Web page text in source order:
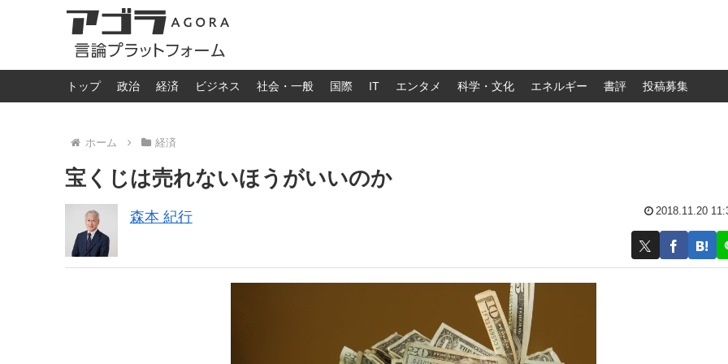
トップ 政治 経済 ビジネス 社会・一般 国際 IT エンタメ 科学・文化 エネルギー 書評 投稿募集
ホーム 経済
宝くじは売れないほうがいいのか
森本 紀行 2018.11.20